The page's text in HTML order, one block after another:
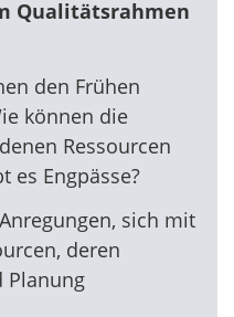
Qualitätsrahmen
den Frühen
können die
Ressourcen
es Engpässe?
sich mit
deren
Planung